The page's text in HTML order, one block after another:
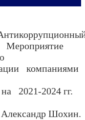
Мероприятие
компаниями
2021-2024 гг.
Шохин.